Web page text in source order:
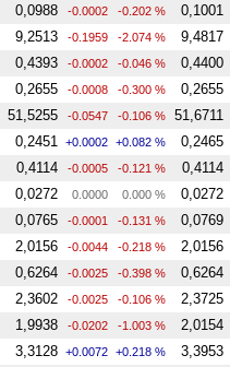
0,0988 -0.0002 -0.202 % 0,1001
9,2513 -0.1959 -2.074 % 9,4817
0,4393 -0.0002 -0.046 % 0,4400
0,2655 -0.0008 -0.300 % 0,2655
51,5255 -0.0547 -0.106 % 51,6711
0,2451 +0.0002 +0.082 % 0,2465
0,4114 -0.0005 -0.121 % 0,4114
0,0272 0.0000 0.000 % 0,0272
0,0765 -0.0001 -0.131 % 0,0769
2,0156 -0.0044 -0.218 % 2,0156
0,6264 -0.0025 -0.398 % 0,6264
2,3602 -0.0025 -0.106 % 2,3725
1,9938 -0.0202 -1.003 % 2,0154
3,3128 +0.0072 +0.218 % 3,3953